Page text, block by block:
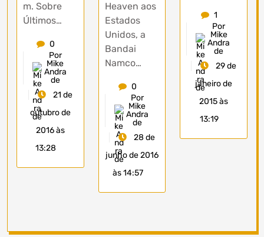
m. Sobre
Últimos…
0
Por
Mike
Andra
de
21 de
outubro de
2016 às
13:28
Heaven aos
Estados
Unidos, a
Bandai
Namco…
0
Por
Mike
Andra
de
28 de
junho de 2016
às 14:57
1
Por
Mike
Andra
de
29 de
janeiro de
2015 às
13:19